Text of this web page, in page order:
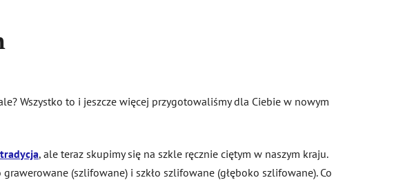
Wszystko to i jeszcze więcej przygotowaliśmy dla Ciebie w nowym
, ale teraz skupimy się na szkle ręcznie ciętym w naszym kraju.
(szlifowane) i szkło szlifowane (głęboko szlifowane). Co